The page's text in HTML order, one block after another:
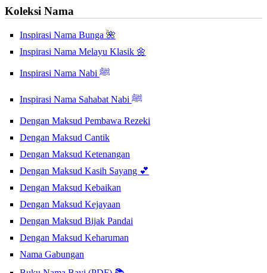
Koleksi Nama
Inspirasi Nama Bunga 🌺
Inspirasi Nama Melayu Klasik 🌼
Inspirasi Nama Nabi ﷺ
Inspirasi Nama Sahabat Nabi ﷺ
Dengan Maksud Pembawa Rezeki
Dengan Maksud Cantik
Dengan Maksud Ketenangan
Dengan Maksud Kasih Sayang 💕
Dengan Maksud Kebaikan
Dengan Maksud Kejayaan
Dengan Maksud Bijak Pandai
Dengan Maksud Keharuman
Nama Gabungan